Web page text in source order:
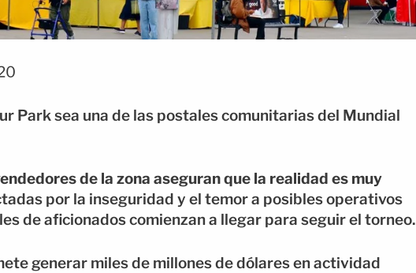
Park sea una de las postales comunitarias del Mundial
de la zona aseguran que la realidad es muy
por la inseguridad y el temor a posibles operativos
de aficionados comienzan a llegar para seguir el torneo.
generar miles de millones de dólares en actividad